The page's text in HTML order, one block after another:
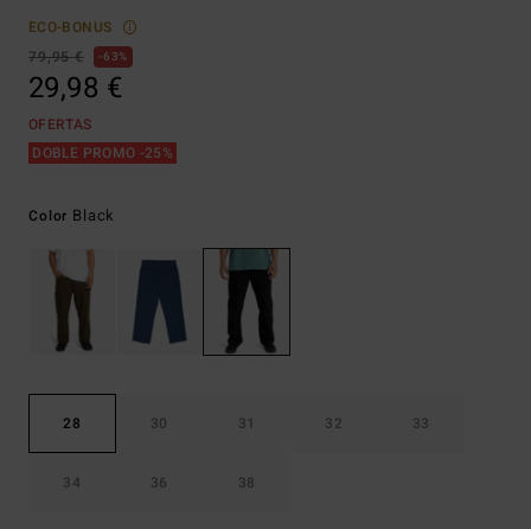
ECO-BONUS
79,95 €
63%
29,98 €
OFERTAS
DOBLE PROMO -25%
Color Black
28 30 31 32 33
34 36 38